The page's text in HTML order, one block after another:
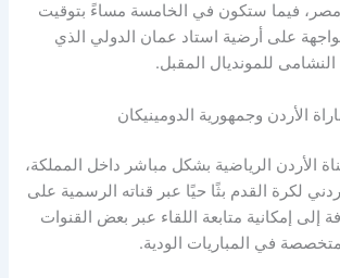
فيما ستكون في الخامسة مساءً بتوقيت
على أرضية استاد عمان الدولي الذي
للمونديال المقبل.
الأردن وجمهورية الدومينيكان
الأردن الرياضية بشكل مباشر داخل المملكة،
لكرة القدم بثًا حيًا عبر قناته الرسمية على
إلى إمكانية متابعة اللقاء عبر بعض القنوات
في المباريات الودية.